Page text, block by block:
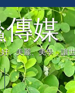
媒
、美麗、美學，讓